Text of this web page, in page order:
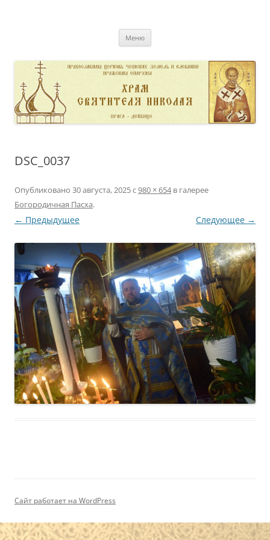
Меню
DSC_0037
Опубликовано 30 августа, 2025с980 × 654в галерее
Богородичная Пасха.
← Предыдущее Следующее →
Сайт работает на WordPress